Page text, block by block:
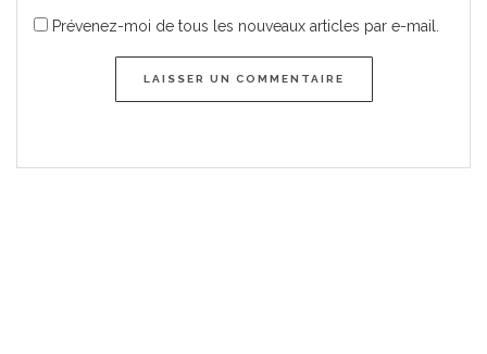
Prévenez-moi de tous les nouveaux articles par e-mail.
LAISSER UN COMMENTAIRE